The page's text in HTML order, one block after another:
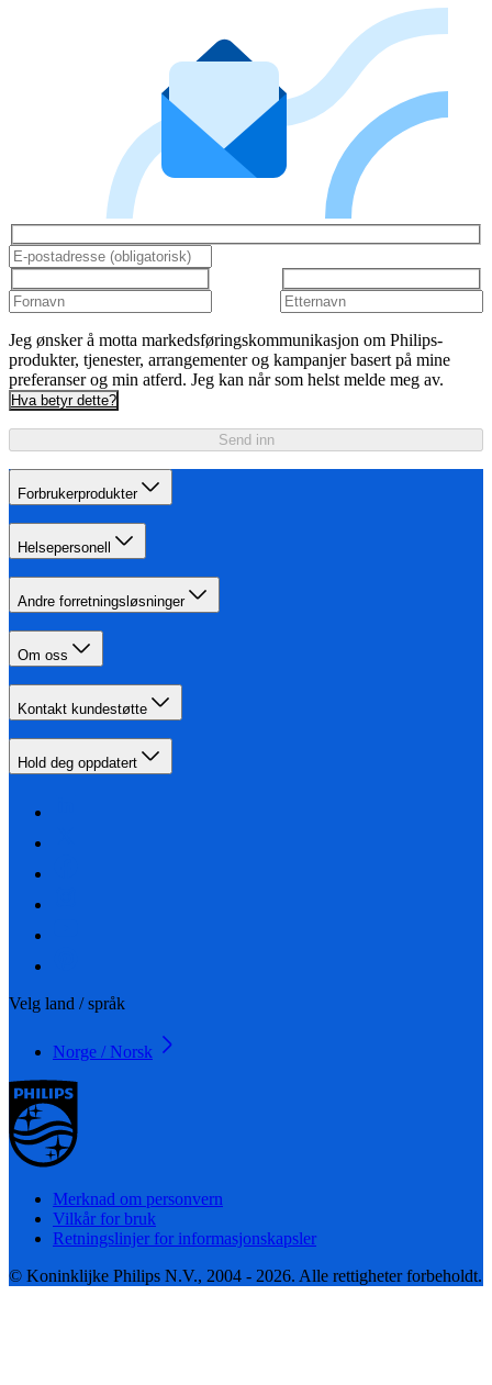
Jeg ønsker å motta markedsføringskommunikasjon om Philips-
produkter, tjenester, arrangementer og kampanjer basert på mine
preferanser og min atferd. Jeg kan når som helst melde meg av.
Hva betyr dette?
Send inn
Forbrukerprodukter
Helsepersonell
Andre forretningsløsninger
Om oss
Kontakt kundestøtte
Hold deg oppdatert
Velg land / språk
Norge / Norsk
Merknad om personvern
Vilkår for bruk
Retningslinjer for informasjonskapsler
© Koninklijke Philips N.V., 2004 - 2026. Alle rettigheter forbeholdt.